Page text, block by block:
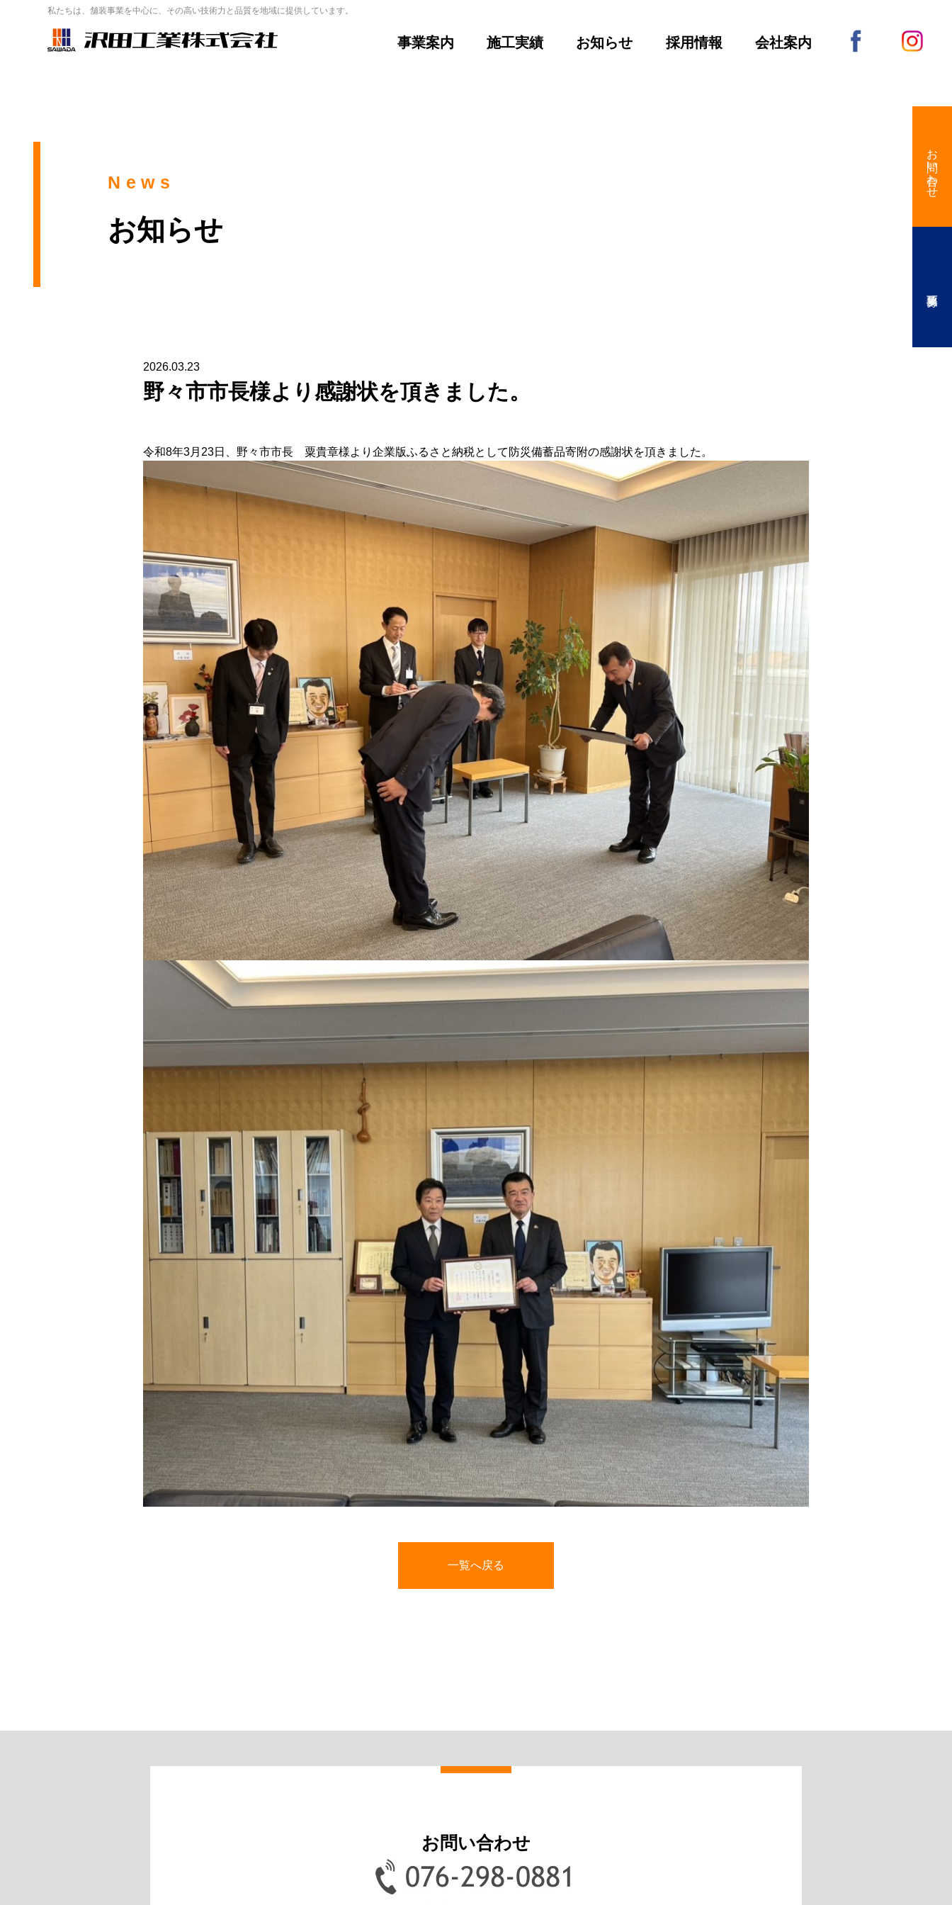
私たちは、舗装事業を中心に、その高い技術力と品質を地域に提供しています。
事業案内 施工実績 お知らせ 採用情報 会社案内
お問い合わせ
News
お知らせ
2026.03.23
野々市市長様より感謝状を頂きました。
令和8年3月23日、野々市市長 粟貴章様より企業版ふるさと納税として防災備蓄品寄附の感謝状を頂きました。
一覧へ戻る
お問い合わせ